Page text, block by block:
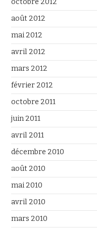
octobre 2012
août 2012
mai 2012
avril 2012
mars 2012
février 2012
octobre 2011
juin 2011
avril 2011
décembre 2010
août 2010
mai 2010
avril 2010
mars 2010